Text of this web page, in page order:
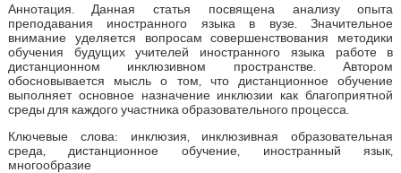
Аннотация. Данная статья посвящена анализу опыта
преподавания иностранного языка в вузе. Значительное
внимание уделяется вопросам совершенствования методики
обучения будущих учителей иностранного языка работе в
дистанционном инклюзивном пространстве. Автором
обосновывается мысль о том, что дистанционное обучение
выполняет основное назначение инклюзии как благоприятной
среды для каждого участника образовательного процесса.
Ключевые слова: инклюзия, инклюзивная образовательная
среда, дистанционное обучение, иностранный язык,
многообразие